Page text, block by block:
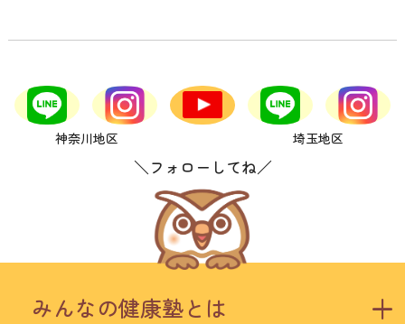
＼フォローしてね／
神奈川地区 埼玉地区
みんなの健康塾とは